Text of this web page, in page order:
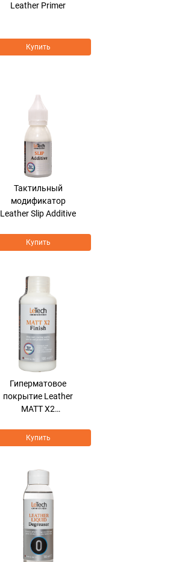
Leather Primer
Купить
Тактильный
модификатор
Leather Slip Additive
Купить
Гиперматовое
покрытие Leather
MATT X2
Купить